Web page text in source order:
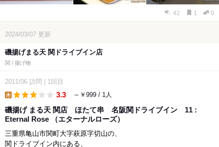
42 1 0
2024/03/07 更新
磯揚げまる天 関ドライブイン店
関 / 揚げ物
2011/06 訪問 1回目
3.3 ～￥999 / 1人
磯揚げ まる天 関店 ほたて串 名阪関ドライブイン 11 :
Eternal Rose （エターナルローズ）
三重県亀山市関町大字萩原字切山の、
関ドライブイン内にある、